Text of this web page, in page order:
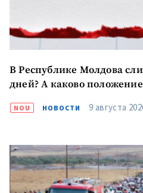
В Республике Молдова
дней? А каково
NOU НОВОСТИ 9 августа